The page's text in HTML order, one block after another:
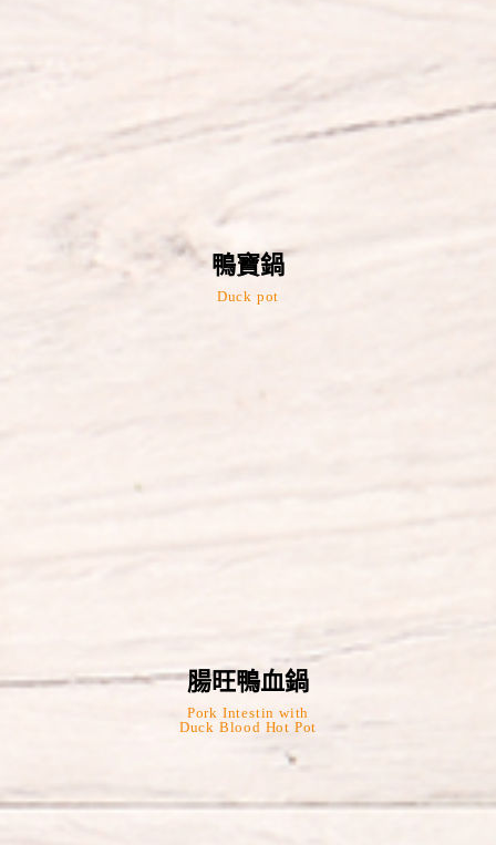
鴨寶鍋
Duck pot
腸旺鴨血鍋
Pork Intestin with
Duck Blood Hot Pot